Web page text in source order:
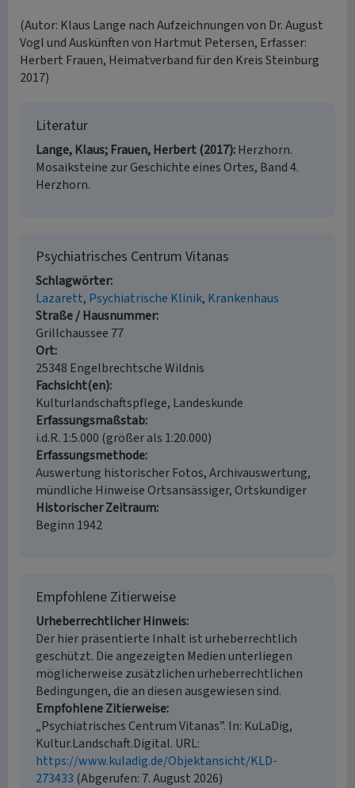
(Autor: Klaus Lange nach Aufzeichnungen von Dr. August
Vogl und Auskünften von Hartmut Petersen, Erfasser:
Herbert Frauen, Heimatverband für den Kreis Steinburg
2017)
Literatur
Lange, Klaus; Frauen, Herbert (2017) Herzhorn.
Mosaiksteine zur Geschichte eines Ortes, Band 4.
Herzhorn.
Psychiatrisches Centrum Vitanas
Schlagwörter
Lazarett Psychiatrische Klinik Krankenhaus
Straße / Hausnummer
Grillchaussee 77
Ort
25348 Engelbrechtsche Wildnis
Fachsicht(en)
Kulturlandschaftspflege, Landeskunde
Erfassungsmaßstab
i.d.R. 1:5.000 (größer als 1:20.000)
Erfassungsmethode
Auswertung historischer Fotos, Archivauswertung,
mündliche Hinweise Ortsansässiger, Ortskundiger
Historischer Zeitraum
Beginn 1942
Empfohlene Zitierweise
Urheberrechtlicher Hinweis
Der hier präsentierte Inhalt ist urheberrechtlich
geschützt. Die angezeigten Medien unterliegen
möglicherweise zusätzlichen urheberrechtlichen
Bedingungen, die an diesen ausgewiesen sind.
Empfohlene Zitierweise
„Psychiatrisches Centrum Vitanas”. In: KuLaDig,
Kultur.Landschaft.Digital. URL:
https://www.kuladig.de/Objektansicht/KLD-
273433 (Abgerufen: 7. August 2026)